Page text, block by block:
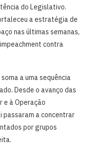
do Legislativo.
a estratégia de
nas últimas semanas,
contra
a uma sequência
Desde o avanço das
e à Operação
passaram a concentrar
por grupos